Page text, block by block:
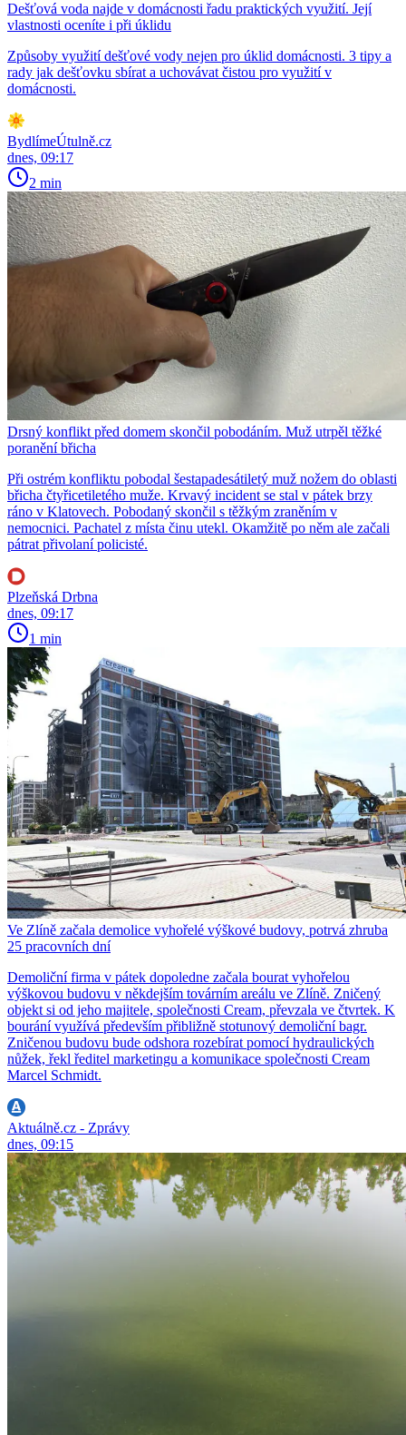
Dešťová voda najde v domácnosti řadu praktických využití. Její
vlastnosti oceníte i při úklidu
Způsoby využití dešťové vody nejen pro úklid domácnosti. 3 tipy a
rady jak dešťovku sbírat a uchovávat čistou pro využití v
domácnosti.
BydlímeÚtulně.cz
dnes, 09:17
2 min
Drsný konflikt před domem skončil pobodáním. Muž utrpěl těžké
poranění břicha
Při ostrém konfliktu pobodal šestapadesátiletý muž nožem do oblasti
břicha čtyřicetiletého muže. Krvavý incident se stal v pátek brzy
ráno v Klatovech. Pobodaný skončil s těžkým zraněním v
nemocnici. Pachatel z místa činu utekl. Okamžitě po něm ale začali
pátrat přivolaní policisté.
Plzeňská Drbna
dnes, 09:17
1 min
Ve Zlíně začala demolice vyhořelé výškové budovy, potrvá zhruba
25 pracovních dní
Demoliční firma v pátek dopoledne začala bourat vyhořelou
výškovou budovu v někdejším továrním areálu ve Zlíně. Zničený
objekt si od jeho majitele, společnosti Cream, převzala ve čtvrtek. K
bourání využívá především přibližně stotunový demoliční bagr.
Zničenou budovu bude odshora rozebírat pomocí hydraulických
nůžek, řekl ředitel marketingu a komunikace společnosti Cream
Marcel Schmidt.
Aktuálně.cz - Zprávy
dnes, 09:15